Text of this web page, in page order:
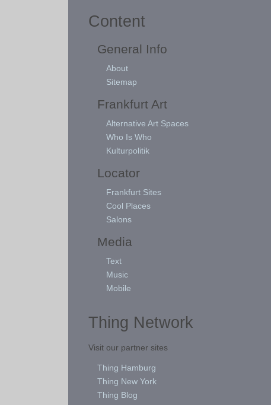
Content
General Info
About
Sitemap
Frankfurt Art
Alternative Art Spaces
Who Is Who
Kulturpolitik
Locator
Frankfurt Sites
Cool Places
Salons
Media
Text
Music
Mobile
Thing Network
Visit our partner sites
Thing Hamburg
Thing New York
Thing Blog